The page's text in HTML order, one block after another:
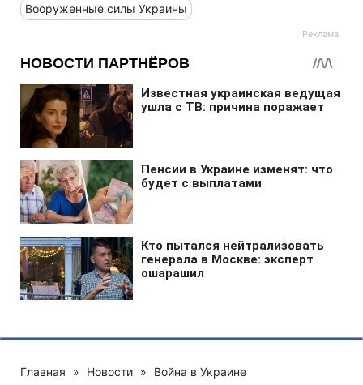
Вооруженные силы Украины
Главная » Новости » Война в Украине